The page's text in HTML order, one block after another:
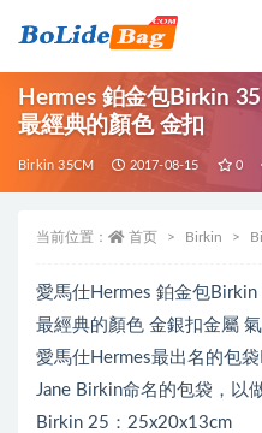
Hermes 鉑金包Birkin
最經典的顏色 金扣
Birkin 35CM 2017-08-15 0
当前位置： 首页 Birkin
愛馬仕Hermes 鉑金包
最經典的顏色 金銀扣金屬
愛馬仕Hermes最出名的包
Jane Birkin命名的包袋，以
Birkin 25：25x20x13cm